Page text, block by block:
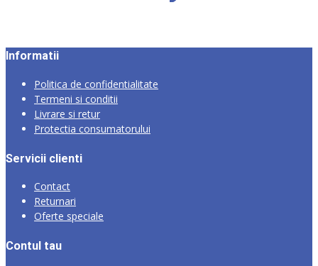
Informatii
Politica de confidentialitate
Termeni si conditii
Livrare si retur
Protectia consumatorului
Servicii clienti
Contact
Returnari
Oferte speciale
Contul tau